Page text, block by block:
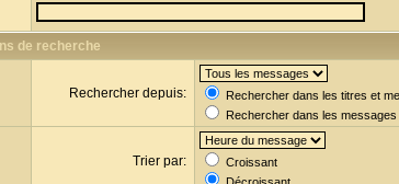
de recherche
Rechercher depuis:
Rechercher dans les titres et
Rechercher dans les messages
Trier par:
Croissant